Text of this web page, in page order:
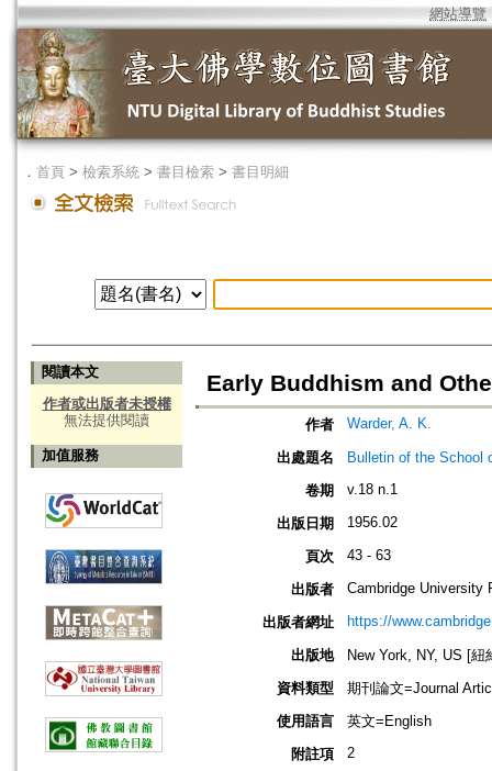
網站導覽
． 首頁 > 檢索系統 > 書目檢索 > 書目明細
閱讀本文
作者或出版者未授權
無法提供閱讀
加值服務
Early Buddhism and
作者 Warder, A. K.
出處題名
Bulletin of the School
卷期
v.18 n.1
出版日期 1956.02
頁次 43 - 63
出版者 Cambridge University
出版者網址 https://
出版地
New York, NY, US [
資料類型
期刊論文=Journal
使用語言
英文=English
附註項
2